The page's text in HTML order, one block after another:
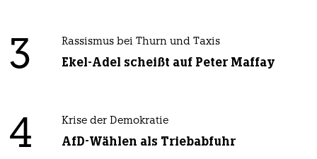
3 Rassismus bei Thurn und Taxis
Ekel-Adel scheißt auf Peter Maffay
4 Krise der Demokratie
AfD-Wählen als Triebabfuhr